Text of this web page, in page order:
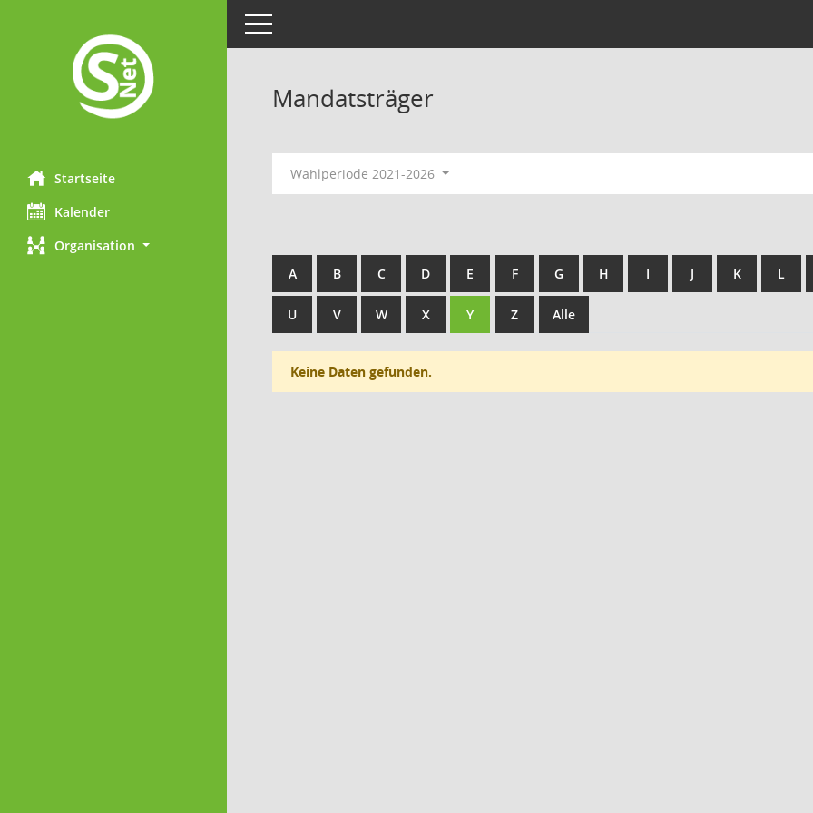
Startseite
Kalender
Organisation
Toggle navigation
Mandatsträger
Wahlperiode 2021-2026
A B C D E F G H I J K L
U V W X Y Z Alle
Keine Daten gefunden.